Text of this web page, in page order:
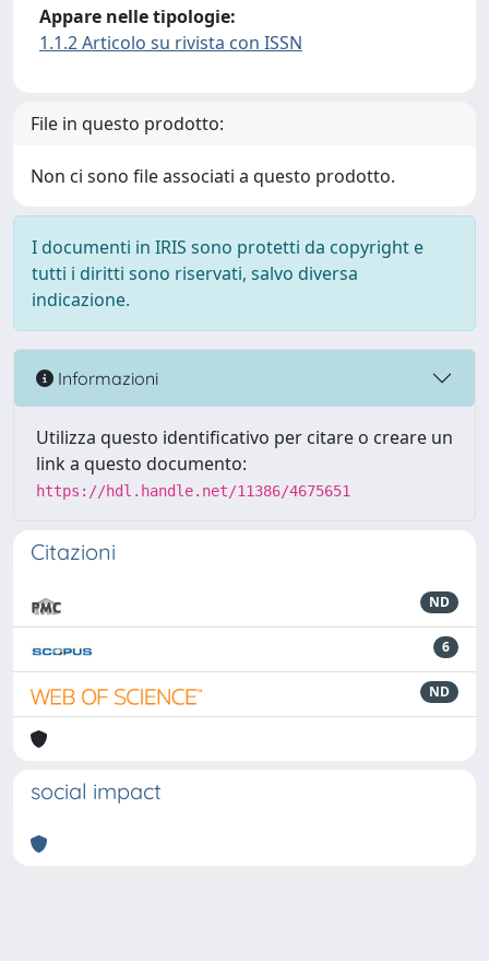
Appare nelle tipologie:
1.1.2 Articolo su rivista con ISSN
File in questo prodotto:
Non ci sono file associati a questo prodotto.
I documenti in IRIS sono protetti da copyright e
tutti i diritti sono riservati, salvo diversa
indicazione.
Informazioni
Utilizza questo identificativo per citare o creare un
link a questo documento:
https://hdl.handle.net/11386/4675651
Citazioni
ND
6
ND
social impact